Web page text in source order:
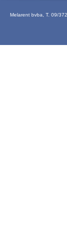
Melarent bvba T. 09/